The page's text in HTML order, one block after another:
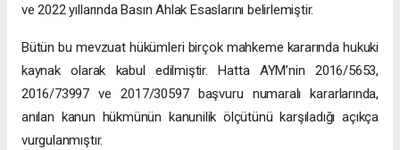
ve 2022 yıllarında Basın Ahlak Esaslarını belirlemiştir.
Bütün bu mevzuat hükümleri birçok mahkeme kararında hukuki
kaynak olarak kabul edilmiştir. Hatta AYM’nin 2016/5653,
2016/73997 ve 2017/30597 başvuru numaralı kararlarında,
anılan kanun hükmünün kanunilik ölçütünü karşıladığı açıkça
vurgulanmıştır.